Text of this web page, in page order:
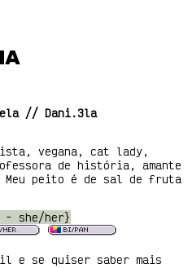
// Dani.3la
vegana, cat lady,
de história, amante
peito é de sal de fruta
- she/her}
e se quiser saber mais